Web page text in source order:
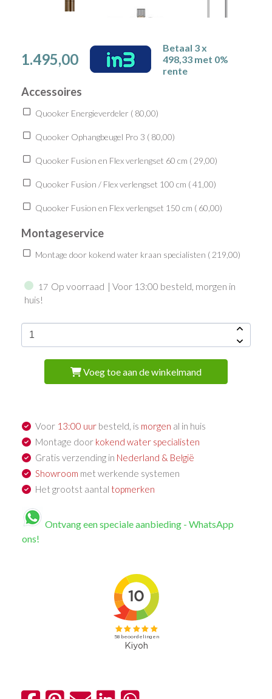
1.495,00
Betaal 3 x
498,33 met 0%
rente
Accessoires
Quooker Energieverdeler ( 80,00)
Quooker Ophangbeugel Pro 3 ( 80,00)
Quooker Fusion en Flex verlengset 60 cm ( 29,00)
Quooker Fusion / Flex verlengset 100 cm (41,00)
Quooker Fusion en Flex verlengset 150 cm ( 60,00)
Montageservice
Montage door kokend water kraan specialisten ( 219,00)
17 Op voorraad | Voor 13:00 besteld, morgen in
huis!
Voeg toe aan de winkelmand
Voor 13:00 uur besteld, is morgen al in huis
Montage door kokend water specialisten
Gratis verzending in Nederland & België
Showroom met werkende systemen
Het grootst aantal topmerken
Ontvang een speciale aanbieding - WhatsApp
ons!